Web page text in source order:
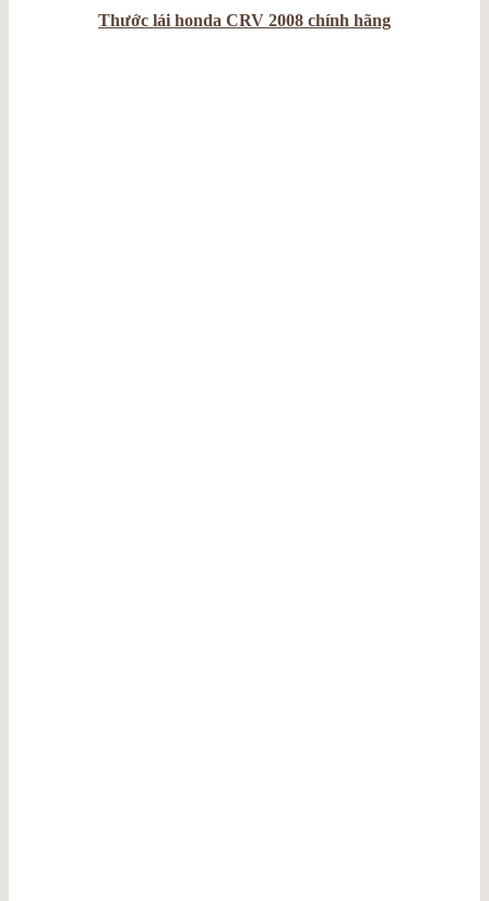
Thước lái honda CRV 2008 chính hãng